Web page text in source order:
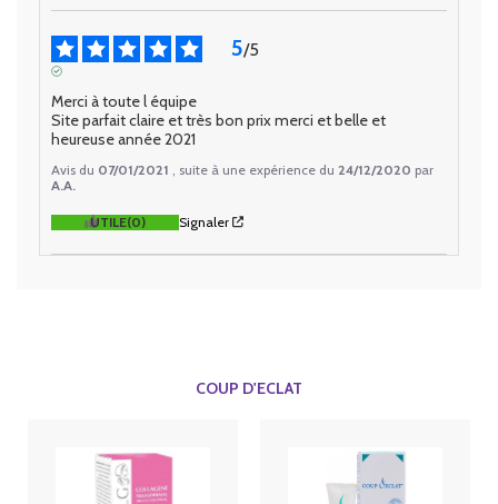
5/5
Merci à toute l équipe
Site parfait claire et très bon prix merci et belle et
heureuse année 2021
Avis du 07/01/2021 , suite à une expérience du 24/12/2020 par
A.A.
UTILE(0) Signaler
COUP D'ECLAT